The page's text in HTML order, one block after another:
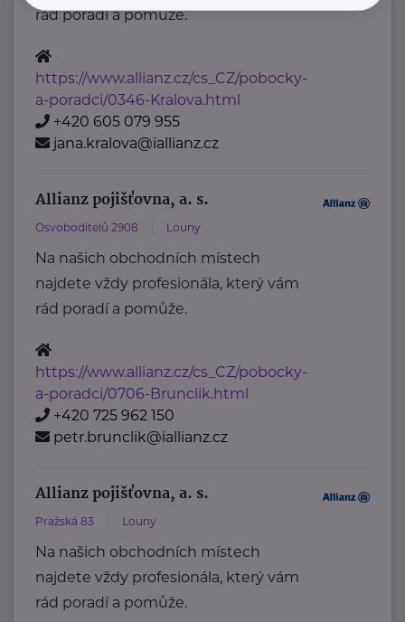
rád poradí a pomůže.
https://www.allianz.cz/cs_CZ/pobocky-
a-poradci/0346-Kralova.html
+420 605 079 955
jana.kralova@iallianz.cz
Allianz pojišťovna, a. s.
Osvoboditelů 2908 Louny
Na našich obchodních místech
najdete vždy profesionála, který vám
rád poradí a pomůže.
https://www.allianz.cz/cs_CZ/pobocky-
a-poradci/0706-Brunclik.html
+420 725 962 150
petr.brunclik@iallianz.cz
Allianz pojišťovna, a. s.
Pražská 83 Louny
Na našich obchodních místech
najdete vždy profesionála, který vám
rád poradí a pomůže.